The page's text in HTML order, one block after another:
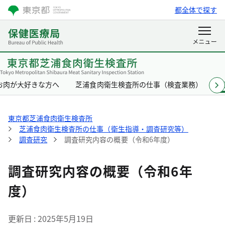
都全体で探す
肉が大好きな方へ 芝浦食肉衛生検査所の仕事（検査業務）
東京都芝浦食肉衛生検査所
芝浦食肉衛生検査所の仕事（衛生指導・調査研究等）
調査研究
調査研究内容の概要（令和6年度）
調査研究内容の概要（令和6年
度）
更新日 2025年5月19日